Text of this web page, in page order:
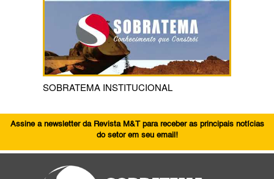
SOBRATEMA INSTITUCIONAL
Assine a newsletter da Revista M&T para receber as principais notícias
do setor em seu email!